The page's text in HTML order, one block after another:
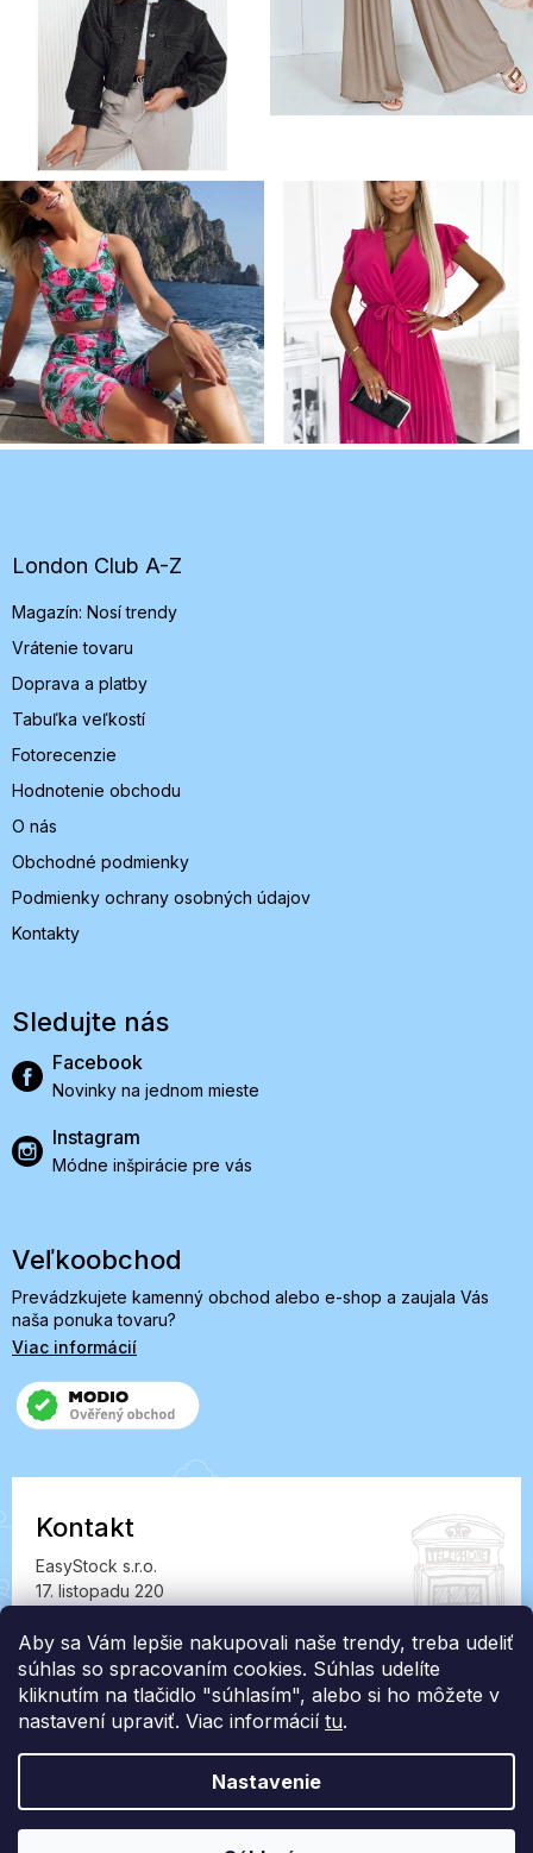
Aby sa Vám lepšie nakupovali naše trendy, treba udeliť
súhlas so spracovaním cookies. Súhlas udelíte
kliknutím na tlačidlo "súhlasím", alebo si ho môžete v
nastavení upraviť. Viac informácií tu.
Nastavenie
e
London Club A-Z
Magazín: Nosí trendy
Vrátenie tovaru
Doprava a platby
Tabuľka veľkostí
Fotorecenzie
Hodnotenie obchodu
O nás
Obchodné podmienky
Podmienky ochrany osobných údajov
Kontakty
Sledujte nás
Facebook
Novinky na jednom mieste
Instagram
Módne inšpirácie pre vás
Veľkoobchod
Prevádzkujete kamenný obchod alebo e-shop a zaujala Vás
naša ponuka tovaru?
Viac informácií
Kontakt
EasyStock s.r.o.
17. listopadu 220
IČ: 07727402, DIČ: CZ07727402
info@londonclub.sk